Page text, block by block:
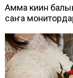
Амма киин
саҥа